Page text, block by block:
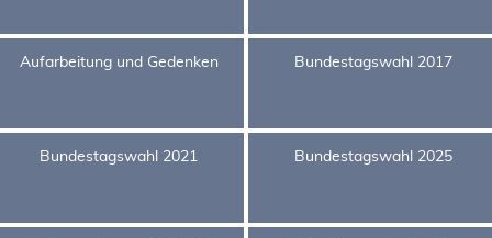
Aufarbeitung und Gedenken Bundestagswahl 2017
Bundestagswahl 2021 Bundestagswahl 2025